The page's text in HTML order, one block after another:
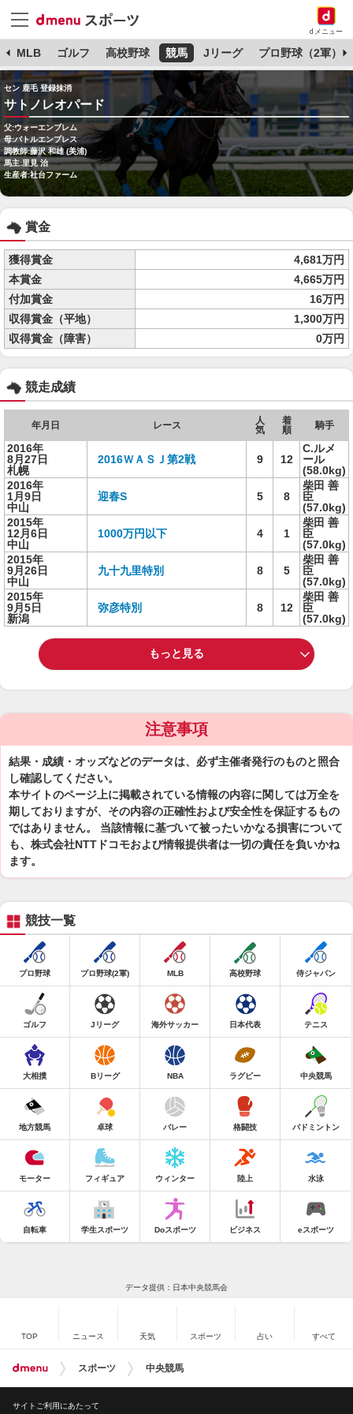
dメニュー
MLB ゴルフ 高校野球 競馬 Jリーグ プロ野球（2軍）
セン 鹿毛 登録抹消
サトノレオパード
父:ウォーエンブレム
母:バトルエンプレス
調教師:藤沢 和雄 (美浦)
馬主:里見 治
生産者:社台ファーム
賞金
獲得賞金
4,681万円
本賞金
4,665万円
付加賞金
16万円
収得賞金（平地）
1,300万円
収得賞金（障害）
0万円
競走成績
年月日 レース
人
気
着
順
騎手
2016年
8月27日
札幌
2016ＷＡＳＪ第2戦 9 12
C.ルメ
ール
(58.0kg)
2016年
1月9日
中山
迎春S 5 8
柴田 善
臣
(57.0kg)
2015年
12月6日
中山
1000万円以下 4 1
柴田 善
臣
(57.0kg)
2015年
9月26日
中山
九十九里特別 8 5
柴田 善
臣
(57.0kg)
2015年
9月5日
新潟
弥彦特別 8 12
柴田 善
臣
(57.0kg)
もっと見る
注意事項
結果・成績・オッズなどのデータは、必ず主催者発行のものと照合
し確認してください。
本サイトのページ上に掲載されている情報の内容に関しては万全を
期しておりますが、その内容の正確性および安全性を保証するもの
ではありません。 当該情報に基づいて被ったいかなる損害について
も、株式会社NTTドコモおよび情報提供者は一切の責任を負いかね
ます。
競技一覧
プロ野球 プロ野球(2軍) MLB 高校野球 侍ジャパン
ゴルフ Jリーグ 海外サッカー 日本代表 テニス
大相撲 Bリーグ NBA ラグビー 中央競馬
地方競馬 卓球 バレー 格闘技 バドミントン
モーター フィギュア ウィンター 陸上 水泳
自転車 学生スポーツ Doスポーツ ビジネス eスポーツ
データ提供：日本中央競馬会
TOP ニュース 天気 スポーツ 占い すべて
スポーツ 中央競馬
サイトご利用にあたって